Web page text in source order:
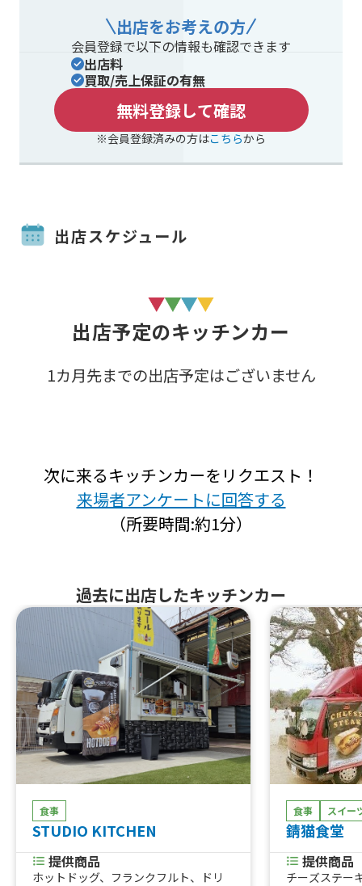
出店をお考えの方
会員登録で以下の情報も確認できます
出店料
買取/売上保証の有無
無料登録して確認
※会員登録済みの方はこちらから
出店スケジュール
出店予定のキッチンカー
1カ月先までの出店予定はございません
次に来るキッチンカーをリクエスト！
来場者アンケートに回答する
（所要時間:約1分）
過去に出店したキッチンカー
食事
STUDIO KITCHEN
提供商品
ホットドッグ、フランクフルト、ドリ
食事 スイー
錆猫食堂
提供商品
チーズステー